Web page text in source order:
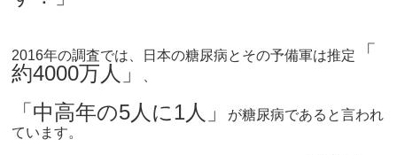
2016年の調査では、日本の糖尿病とその予備軍は推定
「
約4000万人」
「中高年の5人に1人」
が糖尿病であると言われ
ています。